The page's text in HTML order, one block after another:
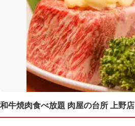
和牛焼肉食べ放題 肉屋の台所 上野店